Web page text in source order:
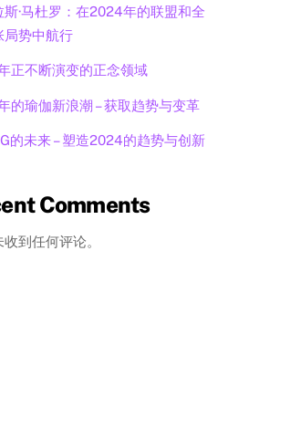
斯·马杜罗：在2024年的联盟和全
局势中航行
正不断演变的正念领域
的瑜伽新浪潮 – 获取趋势与变革
的未来 – 塑造2024的趋势与创新
Comments
到任何评论。